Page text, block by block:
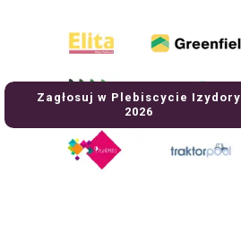
Zagłosuj w Plebiscycie Izydory
2026